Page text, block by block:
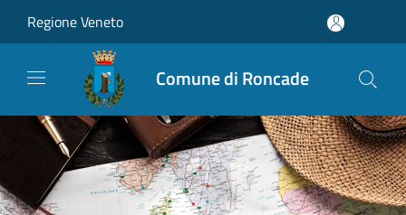
Regione Veneto
Comune di Roncade